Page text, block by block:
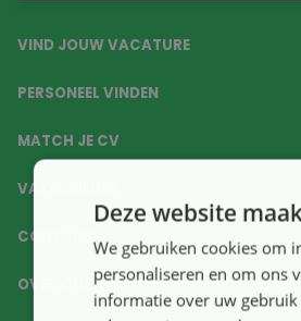
VIND JOUW VACATURE
PERSONEEL VINDEN
MATCH JE CV
VAKGEBIEDEN
CONTACT
OVER ONS
Deze website
We gebruiken cookies om
personaliseren en om ons
informatie over uw